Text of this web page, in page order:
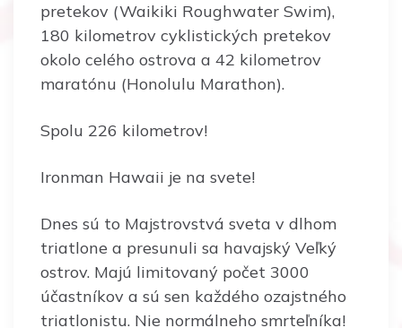
pretekov (Waikiki Roughwater Swim),
180 kilometrov cyklistických pretekov
okolo celého ostrova a 42 kilometrov
maratónu (Honolulu Marathon).
Spolu 226 kilometrov!
Ironman Hawaii je na svete!
Dnes sú to Majstrovstvá sveta v dlhom
triatlone a presunuli sa havajský Veľký
ostrov. Majú limitovaný počet 3000
účastníkov a sú sen každého ozajstného
triatlonistu. Nie normálneho smrteľníka!